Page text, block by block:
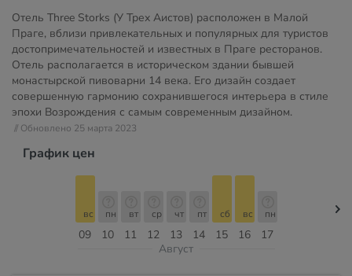
Отель Three Storks (У Трех Аистов) расположен в Малой
Праге, вблизи привлекательных и популярных для туристов
достопримечательностей и известных в Праге ресторанов.
Отель располагается в историческом здании бывшей
монастырской пивоварни 14 века. Его дизайн создает
совершенную гармонию сохранившегося интерьера в стиле
эпохи Возрождения с самым современным дизайном.
// Обновлено 25 марта 2023
График цен
09
вс
10
пн
11
вт
12
ср
13
чт
14
пт
15
сб
16
вс
17
пн
Август